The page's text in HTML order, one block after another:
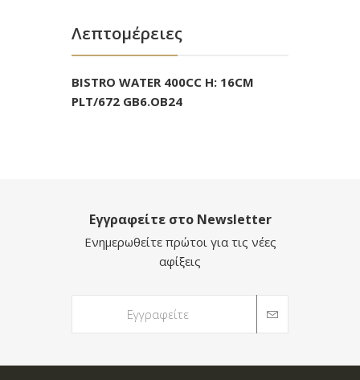
Λεπτομέρειες
BISTRO WATER 400CC H: 16CM
PLT/672 GB6.OB24
Εγγραφείτε στο Newsletter
Ενημερωθείτε πρώτοι για τις νέες
αφίξεις